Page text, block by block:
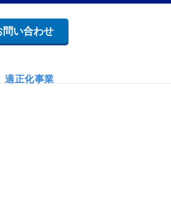
問い合わせ
適正化事業